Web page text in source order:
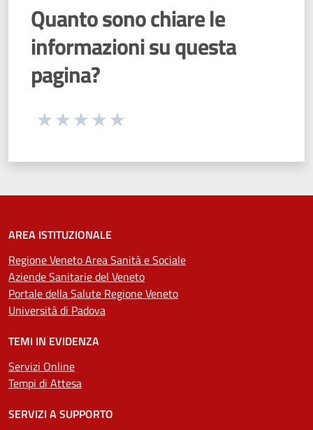
Quanto sono chiare le
informazioni su questa
pagina?
Seleziona una valutazione da 1 a 5 stelle
AREA ISTITUZIONALE
Regione Veneto Area Sanità e Sociale
Aziende Sanitarie del Veneto
Portale della Salute Regione Veneto
Università di Padova
TEMI IN EVIDENZA
Servizi Online
Tempi di Attesa
SERVIZI A SUPPORTO